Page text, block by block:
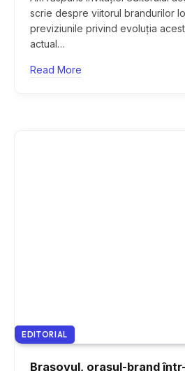
scrie despre viitorul brandurilor
previziunile privind evoluția
actual…
Read More
EDITORIAL
Brașovul, orașul-brand